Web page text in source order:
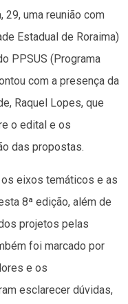
29, uma reunião com
Estadual de Roraima)
PPSUS (Programa
com a presença da
Raquel Lopes, que
o edital e os
das propostas.
os eixos temáticos e as
8ª edição, além de
projetos pelas
foi marcado por
e os
esclarecer dúvidas,